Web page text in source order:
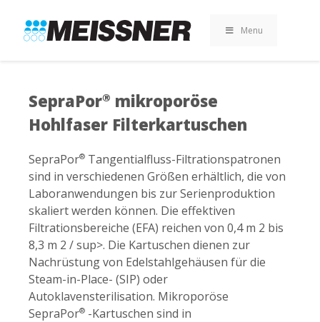
search
footer
Inhalt
springen
Menu
SepraPor® mikroporöse
Hohlfaser Filterkartuschen
SepraPor® Tangentialfluss-Filtrationspatronen
sind in verschiedenen Größen erhältlich, die von
Laboranwendungen bis zur Serienproduktion
skaliert werden können. Die effektiven
Filtrationsbereiche (EFA) reichen von 0,4 m 2 bis
8,3 m 2 / sup>. Die Kartuschen dienen zur
Nachrüstung von Edelstahlgehäusen für die
Steam-in-Place- (SIP) oder
Autoklavensterilisation. Mikroporöse
SepraPor® -Kartuschen sind in